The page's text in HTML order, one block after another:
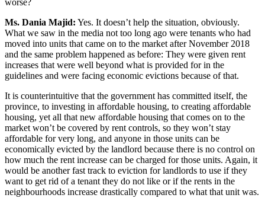
worse?
Ms. Dania Majid: Yes. It doesn’t help the situation, obviously.
What we saw in the media not too long ago were tenants who had
moved into units that came on to the market after November 2018
and the same problem happened as before: They were given rent
increases that were well beyond what is provided for in the
guidelines and were facing economic evictions because of that.
It is counterintuitive that the government has committed itself, the
province, to investing in affordable housing, to creating affordable
housing, yet all that new affordable housing that comes on to the
market won’t be covered by rent controls, so they won’t stay
affordable for very long, and anyone in those units can be
economically evicted by the landlord because there is no control on
how much the rent increase can be charged for those units. Again, it
would be another fast track to eviction for landlords to use if they
want to get rid of a tenant they do not like or if the rents in the
neighbourhoods increase drastically compared to what that unit was.